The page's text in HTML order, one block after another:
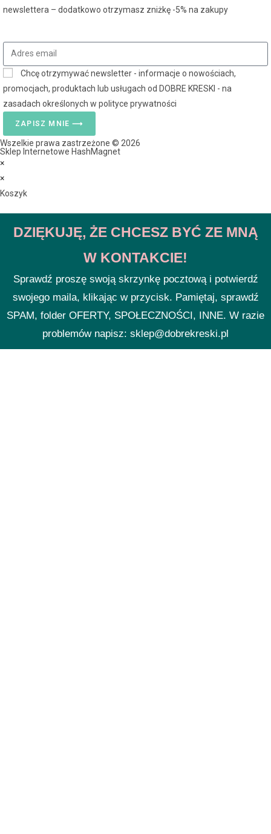
newslettera – dodatkowo otrzymasz zniżkę -5% na zakupy
Chcę otrzymywać newsletter - informacje o nowościach,
promocjach, produktach lub usługach od DOBRE KRESKI - na
zasadach określonych w polityce prywatności
ZAPISZ MNIE ⟶
Wszelkie prawa zastrzeżone © 2026
Sklep Internetowe HashMagnet
×
×
Koszyk
DZIĘKUJĘ, ŻE CHCESZ BYĆ ZE MNĄ
W KONTAKCIE!
Sprawdź proszę swoją skrzynkę pocztową i potwierdź
swojego maila, klikając w przycisk. Pamiętaj, sprawdź
SPAM, folder OFERTY, SPOŁECZNOŚCI, INNE. W razie
problemów napisz: sklep@dobrekreski.pl